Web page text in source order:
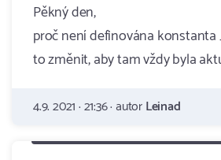
Pěkný den,
proč není definována konstanta
to změnit, aby tam vždy byla
4.9. 2021 · 21:36 · autorLeinad